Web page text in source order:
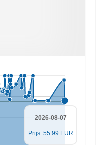
2026-08-07
Prijs: 55.99 EUR